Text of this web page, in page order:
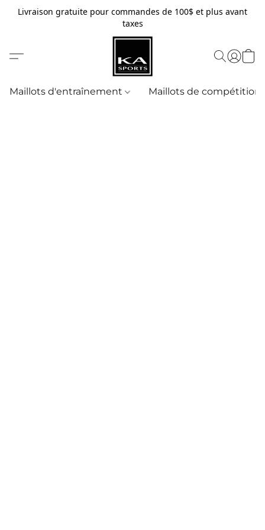
Livraison gratuite pour commandes de 100$ et plus avant
taxes
Maillots d'entraînement Maillots de compétition